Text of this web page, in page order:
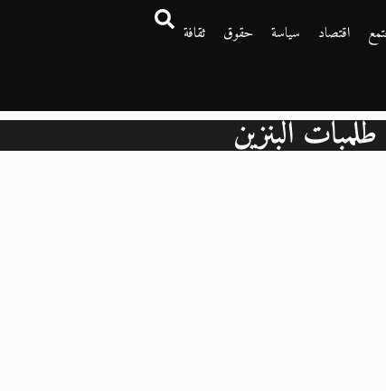
اقتصاد سياسة حقوق
ثقافة
طلمبات البنزين